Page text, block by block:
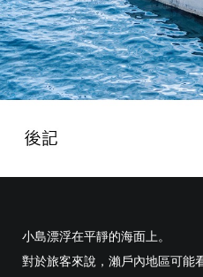
小島漂浮在平靜的海面上。
對於旅客來說，瀨戶內地區可能